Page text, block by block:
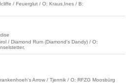
/ Feuerglut / O: Kraus,Ines / B:
/ Diamond Rum (Diamond's Dandy) / O:
Arrow / Tjennik / O: RFZG Moosbürg